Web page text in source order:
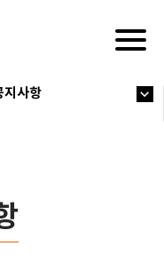
지사항